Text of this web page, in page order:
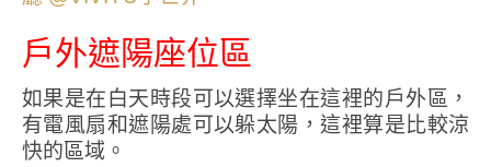
戶外遮陽座位區
如果是在白天時段可以選擇坐在這裡的戶外區，
有電風扇和遮陽處可以躲太陽，這裡算是比較涼
快的區域。